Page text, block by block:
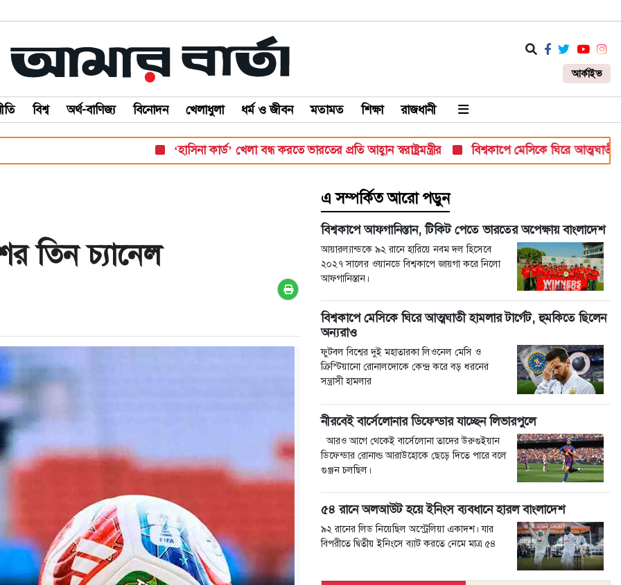
আর্কাইভ
বিশ্ব অর্থ-বাণিজ্য বিনোদন খেলাধুলা ধর্ম ও জীবন মতামত শিক্ষা রাজধানী
‘হাসিনা কার্ড’ খেলা বন্ধ করতে ভারতের প্রতি আহ্বান স্বরাষ্ট্রমন্ত্রীর বিশ্বকাপে মেসিকে ঘিরে আত্মঘাতী
তিন চ্যানেল
এ সম্পর্কিত আরো পড়ুন
বিশ্বকাপে আফগানিস্তান, টিকিট পেতে ভারতের অপেক্ষায় বাংলাদেশ
আয়ারল্যান্ডকে ৯২ রানে হারিয়ে নবম দল হিসেবে
২০২৭ সালের ওয়ানডে বিশ্বকাপে জায়গা করে নিলো
আফগানিস্তান।
বিশ্বকাপে মেসিকে ঘিরে আত্মঘাতী হামলার টার্গেট, হুমকিতে ছিলেন
অন্যরাও
ফুটবল বিশ্বের দুই মহাতারকা লিওনেল মেসি ও
ক্রিস্টিয়ানো রোনালদোকে কেন্দ্র করে বড় ধরনের
সন্ত্রাসী হামলার
নীরবেই বার্সেলোনার ডিফেন্ডার যাচ্ছেন লিভারপুলে
আরও আগে থেকেই বার্সেলোনা তাদের উরুগুইয়ান
ডিফেন্ডার রোনাল্ড আরাউহোকে ছেড়ে দিতে পারে বলে
গুঞ্জন চলছিল।
৫৪ রানে অলআউট হয়ে ইনিংস ব্যবধানে হারল বাংলাদেশ
৯২ রানের লিড নিয়েছিল অস্ট্রেলিয়া একাদশ। যার
বিপরীতে দ্বিতীয় ইনিংসে ব্যাট করতে নেমে মাত্র ৫৪